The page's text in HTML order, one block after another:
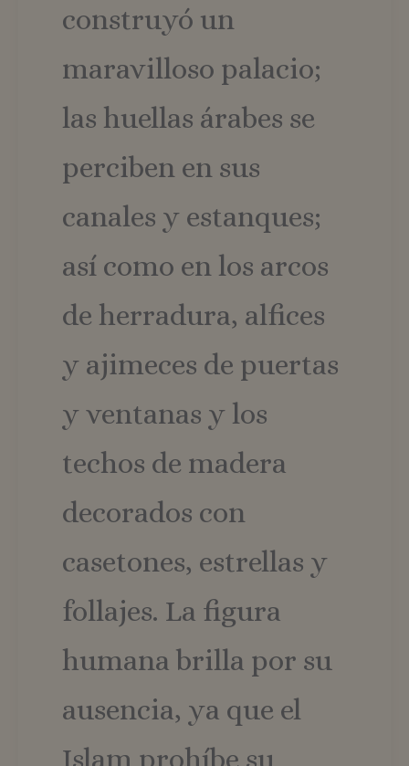
construyó un
maravilloso palacio;
las huellas árabes se
perciben en sus
canales y estanques;
así como en los arcos
de herradura, alfices
y ajimeces de puertas
y ventanas y los
techos de madera
decorados con
casetones, estrellas y
follajes. La figura
humana brilla por su
ausencia, ya que el
Islam prohíbe su